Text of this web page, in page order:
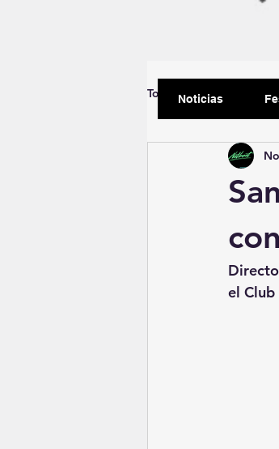
Todas las entradas
el Club
Noticias